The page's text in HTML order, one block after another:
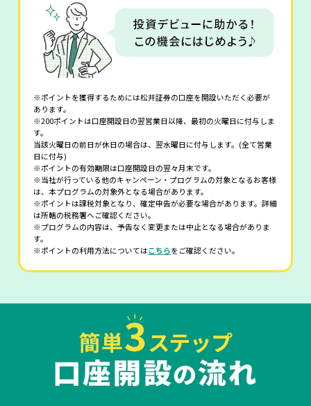
※ポイントを獲得するためには松井証券の口座を開設いただく必要が
あります。
※200ポイントは口座開設日の翌営業日以降、最初の火曜日に付与しま
す。
当該火曜日の前日が休日の場合は、翌水曜日に付与します。(全て営業
日に付与)
※ポイントの有効期限は口座開設日の翌々月末です。
※当社が行っている他のキャンペーン・プログラムの対象となるお客様
は、本プログラムの対象外となる場合があります。
※ポイントは課税対象となり、確定申告が必要な場合があります。詳細
は所轄の税務署へご確認ください。
※プログラムの内容は、予告なく変更または中止となる場合がありま
す。
※ポイントの利用方法についてはこちらをご確認ください。